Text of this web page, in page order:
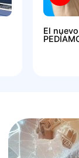
El